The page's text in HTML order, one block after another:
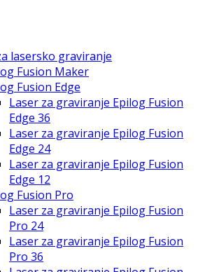
lasersko graviranje
Fusion Maker
Fusion Edge
Laser za graviranje Epilog Fusion
Edge 36
Laser za graviranje Epilog Fusion
Edge 24
Laser za graviranje Epilog Fusion
Edge 12
Fusion Pro
Laser za graviranje Epilog Fusion
Pro 24
Laser za graviranje Epilog Fusion
Pro 36